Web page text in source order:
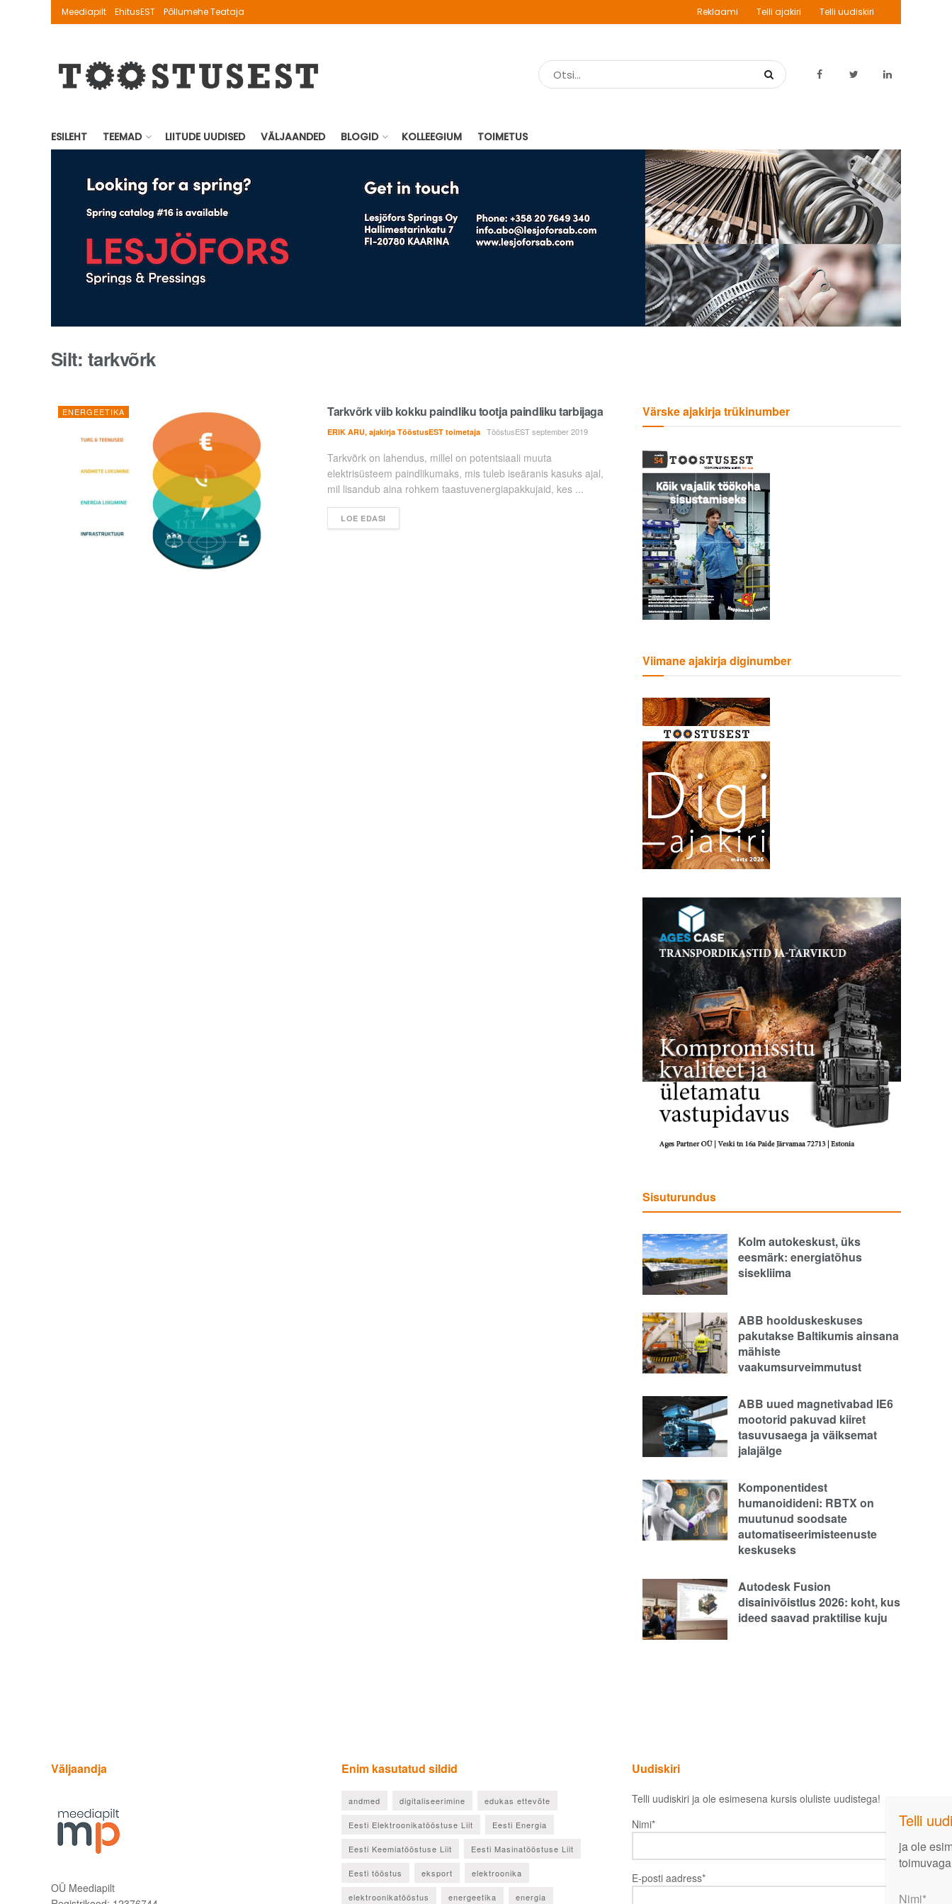
Meediapilt EhitusEST Põllumehe Teataja Reklaami Telli ajakiri Telli uudiskiri
ESILEHT TEEMAD LIITUDE UUDISED VÄLJAANDED BLOGID KOLLEEGIUM TOIMETUS
Silt: tarkvõrk
ENERGEETIKA Tarkvõrk viib kokku paindliku tootja paindliku tarbijaga
ERIK ARU, ajakirja TööstusEST toimetaja TööstusEST september 2019
Tarkvõrk on lahendus, millel on potentsiaali muuta
elektrisüsteem paindlikumaks, mis tuleb iseäranis kasuks ajal,
mil lisandub aina rohkem taastuvenergiapakkujaid, kes ...
LOE EDASI
Värske ajakirja trükinumber
Viimane ajakirja diginumber
Sisuturundus
Kolm autokeskust, üks
eesmärk: energiatõhus
sisekliima
ABB hoolduskeskuses
pakutakse Baltikumis ainsana
mähiste
vaakumsurveimmutust
ABB uued magnetivabad IE6
mootorid pakuvad kiiret
tasuvusaega ja väiksemat
jalajälge
Komponentidest
humanoidideni: RBTX on
muutunud soodsate
automatiseerimisteenuste
keskuseks
Autodesk Fusion
disainivõistlus 2026: koht, kus
ideed saavad praktilise kuju
Väljaandja
OÜ Meediapilt
Enim kasutatud sildid
andmed digitaliseerimine edukas ettevõte
Eesti Elektroonikatööstuse Liit Eesti Energia
Eesti Keemiatööstuse Liit Eesti Masinatööstuse Liit
Eesti tööstus eksport elektroonika
elektroonikatööstus energeetika energia
Uudiskiri
Telli uudiskiri ja ole esimesena kursis oluliste uudistega!
Nimi*
E-posti aadress*
toimuvaga!